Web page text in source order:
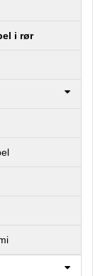
i rør